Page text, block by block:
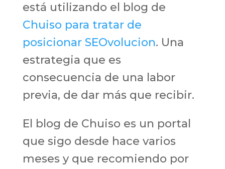
está utilizando el blog de
Chuiso para tratar de
posicionar SEOvolucion. Una
estrategia que es
consecuencia de una labor
previa, de dar más que recibir.
El blog de Chuiso es un portal
que sigo desde hace varios
meses y que recomiendo por